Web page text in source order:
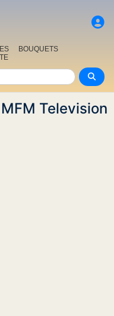
BOUQUETS
Television